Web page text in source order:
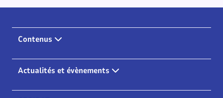
Contenus
Actualités et évènements